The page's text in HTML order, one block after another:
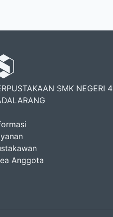
SMK NEGERI 4
Anggota